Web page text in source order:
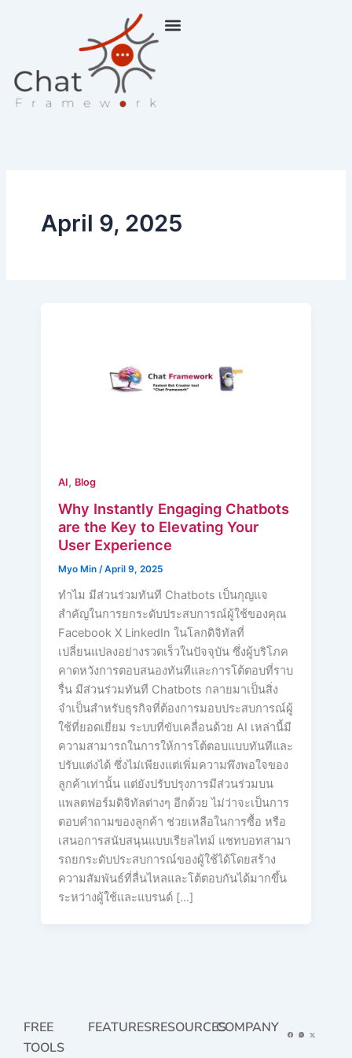
April 9, 2025
AI, Blog
Why Instantly Engaging Chatbots
are the Key to Elevating Your
User Experience
Myo Min/April 9, 2025
ทำไม มีส่วนร่วมทันที Chatbots เป็นกุญแจ
สำคัญในการยกระดับประสบการณ์ผู้ใช้ของคุณ
Facebook X LinkedIn ในโลกดิจิทัลที่
เปลี่ยนแปลงอย่างรวดเร็วในปัจจุบัน ซึ่งผู้บริโภค
คาดหวังการตอบสนองทันทีและการโต้ตอบที่ราบ
รื่น มีส่วนร่วมทันที Chatbots กลายมาเป็นสิ่ง
จำเป็นสำหรับธุรกิจที่ต้องการมอบประสบการณ์ผู้
ใช้ที่ยอดเยี่ยม ระบบที่ขับเคลื่อนด้วย AI เหล่านี้มี
ความสามารถในการให้การโต้ตอบแบบทันทีและ
ปรับแต่งได้ ซึ่งไม่เพียงแต่เพิ่มความพึงพอใจของ
ลูกค้าเท่านั้น แต่ยังปรับปรุงการมีส่วนร่วมบน
แพลตฟอร์มดิจิทัลต่างๆ อีกด้วย ไม่ว่าจะเป็นการ
ตอบคำถามของลูกค้า ช่วยเหลือในการซื้อ หรือ
เสนอการสนับสนุนแบบเรียลไทม์ แชทบอทสามา
รถยกระดับประสบการณ์ของผู้ใช้ได้โดยสร้าง
ความสัมพันธ์ที่ลื่นไหลและโต้ตอบกันได้มากขึ้น
ระหว่างผู้ใช้และแบรนด์ […]
FREE
TOOLS
FEATURESRESOURCESCOMPANY